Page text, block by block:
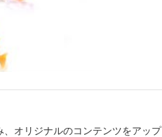
オリジナルのコンテンツをアップ